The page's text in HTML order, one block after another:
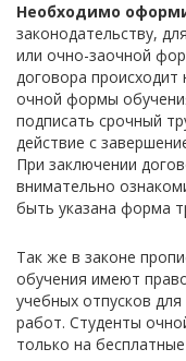
Необходимо
законодательству,
или очно-заочной
договора
очной формы
подписать срочный
действие с
При заключении
внимательно
быть указана форма
Так же в законе
обучения имеют
учебных отпусков
работ. Студенты
только на бесплатные